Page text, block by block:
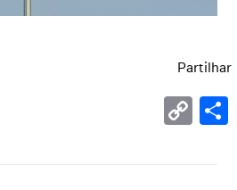
Partilhar